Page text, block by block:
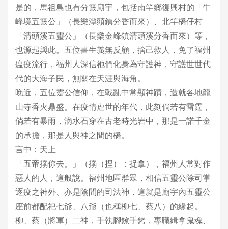
是的，馬祖島也有分靈廟宇，包括南竿鄉復興村的「牛
峰境五靈公」（長樂潭頭鎮分香而來）、北竿橋仔村
「清頭溪五靈公」（長樂金峰鎮清頭溪分香而來）等，
也源起與此。五位書生義無反顧，捨己救人，免了福州
瘟疫流行，福州人深信祂們化身為守護神，守護世世代
代的大海子民，無關在天涯與海角。
晚近，五位靈公信仰，在戰亂中常顯神蹟，造就各地龍
山寺香火鼎盛。在疫情虐世的年代，此刻倘若有雷霆，
倘若有暴雨，滴水石穿在古老時光岩中，那是一諾千金
的承擔，那是人與神之間的橋。
言中：天上
「五帝搦你去。」（搦（捏）：捉拿），福州人常對作
惡人的人，這般說。福州地區群眾，相信五靈公除司掌
逐疫之神外、亦是陰間的司法神，這就是廟宇內五靈公
座前都配祀七爺、八爺（也稱柳七、蔡八）的緣起。
柳、蔡（將軍）二神，手執腳鐐手銬，專職緝拿鬼魂、